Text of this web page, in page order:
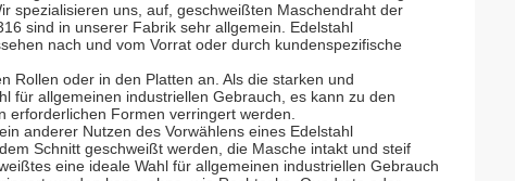
spezialisieren uns, auf, geschweißten Maschendraht der
sind in unserer Fabrik sehr allgemein. Edelstahl
nach und vom Vorrat oder durch kundenspezifische
Rollen oder in den Platten an. Als die starken und
für allgemeinen industriellen Gebrauch, es kann zu den
Formen verringert werden.
anderer Nutzen des Vorwählens eines Edelstahl
Schnitt geschweißt werden, die Masche intakt und steif
eine ideale Wahl für allgemeinen industriellen Gebrauch